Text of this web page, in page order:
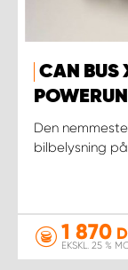
CAN BUS
Den
bilbelysning
1 870
EKSKL. 25 %